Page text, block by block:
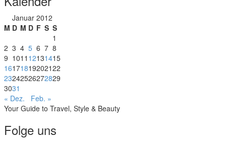
Januar 2012
M D M D F S S
1
2 3 4 5 6 7 8
9 1011 12131415
16171819202122
23242526272829
3031
« Dez.
Feb. »
Your Guide to Travel, Style & Beauty
Folge uns